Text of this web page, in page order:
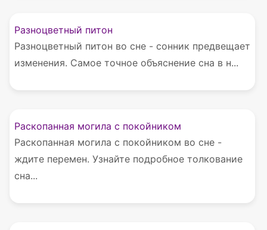
Разноцветный питон
Разноцветный питон во сне - сонник предвещает
изменения. Самое точное объяснение сна в н...
Раскопанная могила с покойником
Раскопанная могила с покойником во сне -
ждите перемен. Узнайте подробное толкование
сна...